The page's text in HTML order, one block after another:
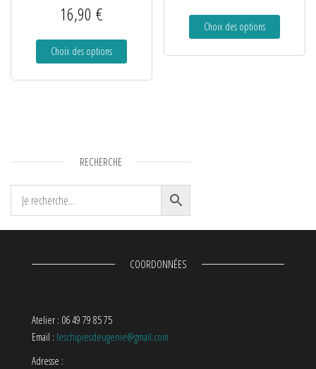
16,90 €
Choix des options
Choix des options
RECHERCHE
COORDONNÉES
Atelier : 06 49 79 85 75
Email : leschipiesdeugenie@gmail.com
Adresse :